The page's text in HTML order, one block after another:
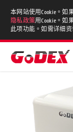
本网站使用Cookie。
隐私政策用Cookie。如
此项功能。如需详细
首页 详细内容